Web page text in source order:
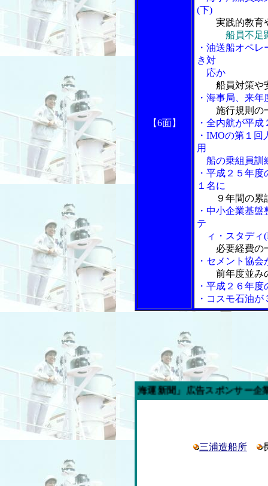
【6面】
(下)
実践的教育
船員不足
・油送船オペ
き対
応か
船員対策や
・海事局、来
施行規則の
・全内航が平
・IMOの第１
用
船の乗組員訓
・平成２５年
１名に
９年間の累
・中小企業基
テ
ィ・スタディ
必要経費の
・セメント協
前年度並み
・平成２６年
・コスモ石油
今週の「内航海運新聞」広告スポンサー企業
三浦造船所